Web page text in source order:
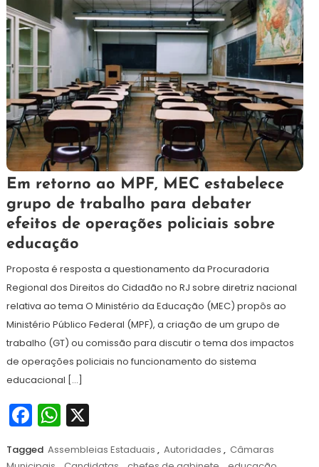
2
setembro
de
2024
Redação
Em retorno ao MPF, MEC estabelece
grupo de trabalho para debater
efeitos de operações policiais sobre
educação
Proposta é resposta a questionamento da Procuradoria
Regional dos Direitos do Cidadão no RJ sobre diretriz nacional
relativa ao tema O Ministério da Educação (MEC) propôs ao
Ministério Público Federal (MPF), a criação de um grupo de
trabalho (GT) ou comissão para discutir o tema dos impactos
de operações policiais no funcionamento do sistema
educacional […]
Facebook
WhatsApp
X
Tagged Assembleias Estaduais , Autoridades , Câmaras